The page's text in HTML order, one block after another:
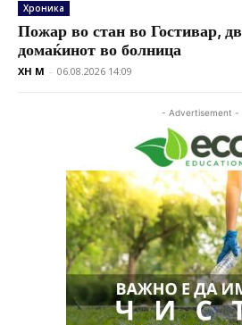
Хроника
Пожар во стан во Гостивар,
домаќинот во болница
XH M - 06.08.2026 14:09
- Advertisement -